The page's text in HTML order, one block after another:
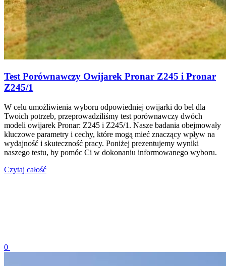
Test Porównawczy Owijarek Pronar Z245 i Pronar
Z245/1
W celu umożliwienia wyboru odpowiedniej owijarki do bel dla
Twoich potrzeb, przeprowadziliśmy test porównawczy dwóch
modeli owijarek Pronar: Z245 i Z245/1. Nasze badania obejmowały
kluczowe parametry i cechy, które mogą mieć znaczący wpływ na
wydajność i skuteczność pracy. Poniżej prezentujemy wyniki
naszego testu, by pomóc Ci w dokonaniu informowanego wyboru.
Czytaj całość
0